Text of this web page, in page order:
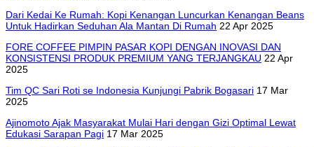
Dari Kedai Ke Rumah: Kopi Kenangan Luncurkan Kenangan Beans
Untuk Hadirkan Seduhan Ala Mantan Di Rumah 22 Apr 2025
FORE COFFEE PIMPIN PASAR KOPI DENGAN INOVASI DAN
KONSISTENSI PRODUK PREMIUM YANG TERJANGKAU 22 Apr
2025
Tim QC Sari Roti se Indonesia Kunjungi Pabrik Bogasari 17 Mar
2025
Ajinomoto Ajak Masyarakat Mulai Hari dengan Gizi Optimal Lewat
Edukasi Sarapan Pagi 17 Mar 2025